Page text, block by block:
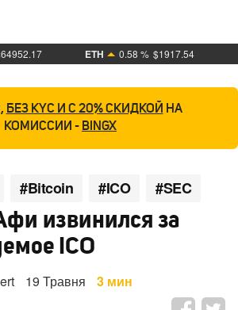
ETH 0.58 % $1917.54
БЕЗ KYC И С 20% СКИДКОЙ НА
КОМИССИИ - BINGX
#Bitcoin #ICO #SEC
извинился за
ICO
19 Травня 3 мин